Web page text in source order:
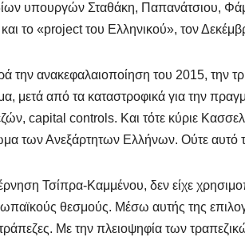
υπουργών Σταθάκη, Παπανάτσιου,
το «project του Ελληνικού», τον
την ανακεφαλαιοποίηση του 2015, την
μετά από τα καταστροφικά για την
capital controls. Και τότε κύριε
των Ανεξάρτητων Ελλήνων. Ούτε αυτό
Τσίπρα-Καμμένου, δεν είχε
θεσμούς. Μέσω αυτής της
τράπεζες. Με την πλειοψηφία των